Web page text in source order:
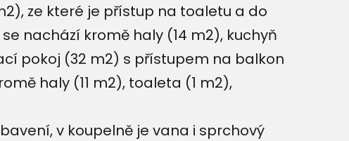
ze které je přístup na toaletu a do
nachází kromě haly (14 m2), kuchyň
pokoj (32 m2) s přístupem na balkon
haly (11 m2), toaleta (1 m2),
v koupelně je vana i sprchový